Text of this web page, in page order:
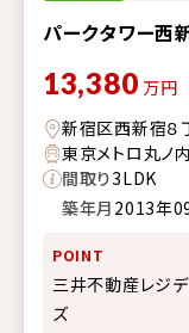
パークタワー西
13,380 万円
新宿区西新宿８
東京メトロ丸ノ
間取り3LDK
築年月 2013年
POINT
三井不動産レジデ
ズ